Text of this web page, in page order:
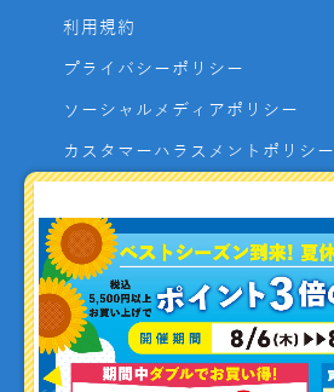
利用規約
プライバシーポリシー
ソーシャルメディアポリシー
カスタマーハラスメントポリシー
よくあるご質問
お問い合わせ
利用者資金の保全方法